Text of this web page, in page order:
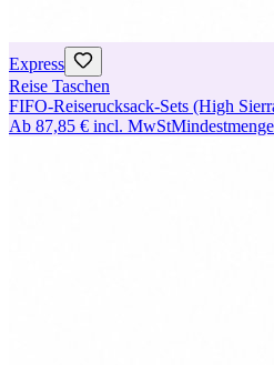
Express
Reise Taschen
FIFO-Reiserucksack-Sets (High
Ab 87,85 € incl. MwStMindestmenge